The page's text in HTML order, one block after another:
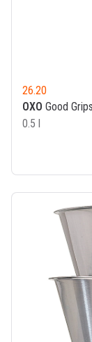
26.20
OXO Good
0.5 l